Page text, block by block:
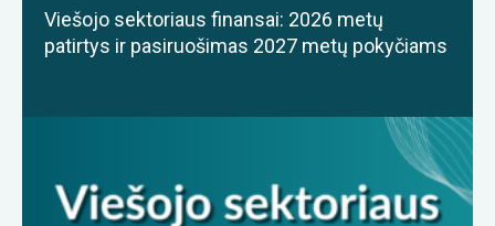
Viešojo sektoriaus finansai: 2026 metų
patirtys ir pasiruošimas 2027 metų pokyčiams